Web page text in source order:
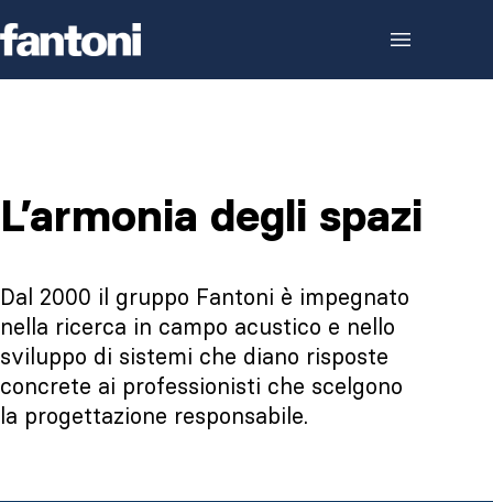
L’armonia degli spazi
Dal 2000 il gruppo Fantoni è impegnato
nella ricerca in campo acustico e nello
sviluppo di sistemi che diano risposte
concrete ai professionisti che scelgono
la progettazione responsabile.